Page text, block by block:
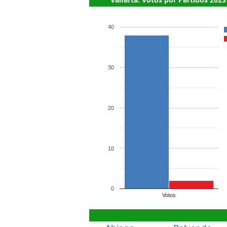
Votos
0
10
20
30
40